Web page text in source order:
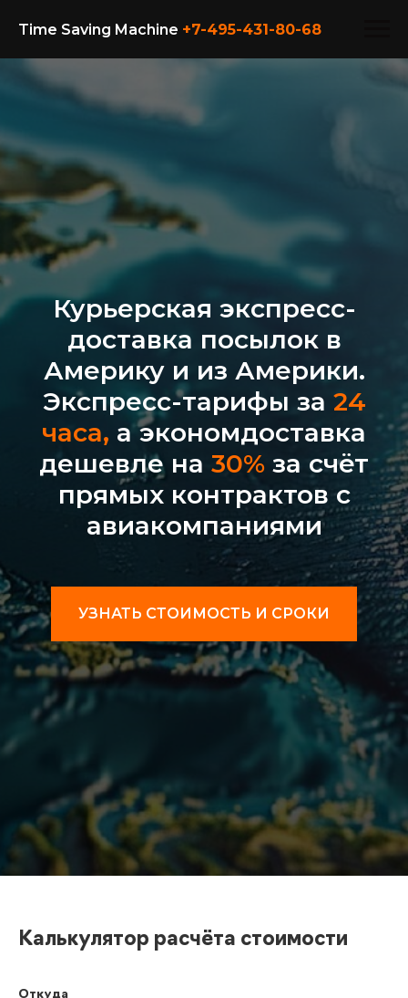
Time Saving Machine +7-495-431-80-68
Курьерская экспресс-
доставка посылок в
Америку и из Америки.
Экспресс-тарифы за 24
часа, а экономдоставка
дешевле на 30% за счёт
прямых контрактов с
авиакомпаниями
УЗНАТЬ СТОИМОСТЬ И СРОКИ
Калькулятор расчёта стоимости
Откуда